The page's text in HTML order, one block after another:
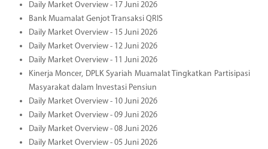
Daily Market Overview - 17 Juni 2026
Bank Muamalat Genjot Transaksi QRIS
Daily Market Overview - 15 Juni 2026
Daily Market Overview - 12 Juni 2026
Daily Market Overview - 11 Juni 2026
Kinerja Moncer, DPLK Syariah Muamalat Tingkatkan Partisipasi
Masyarakat dalam Investasi Pensiun
Daily Market Overview - 10 Juni 2026
Daily Market Overview - 09 Juni 2026
Daily Market Overview - 08 Juni 2026
Daily Market Overview - 05 Juni 2026